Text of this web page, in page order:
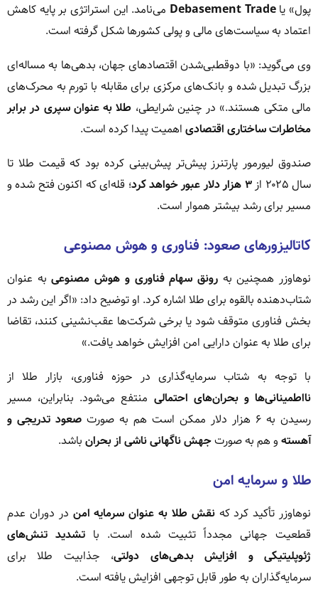
پول» یاDebasement Trade می‌نامد. این استراتژی بر پایه کاهش
اعتماد به سیاست‌های مالی و پولی کشورها شکل گرفته است.
وی می‌گوید: «با دوقطبی‌شدن اقتصادهای جهان، بدهی‌ها به مساله‌ای
بزرگ تبدیل شده و بانک‌های مرکزی برای مقابله با تورم به محرک‌های
مالی متکی هستند.» در چنین شرایطی، طلا به عنوان سپری در برابر
مخاطرات ساختاری اقتصادی اهمیت پیدا کرده است.
صندوق لیورمور پارتنرز پیش‌تر پیش‌بینی کرده بود که قیمت طلا تا
سال ۲۰۲۵ از
۳ هزار دلار عبور خواهد کرد
؛ قله‌ای که اکنون فتح شده و
مسیر برای رشد بیشتر هموار است.
کاتالیزورهای صعود: فناوری و هوش مصنوعی
نوهاوزر همچنین بهرونق سهام فناوری و هوش مصنوعیبه عنوان
شتاب‌دهنده بالقوه برای طلا اشاره کرد. او توضیح داد: «اگر این رشد در
بخش فناوری متوقف شود یا برخی شرکت‌ها عقب‌نشینی کنند، تقاضا
برای طلا به عنوان دارایی امن افزایش خواهد یافت.»
با توجه به شتاب سرمایه‌گذاری در حوزه فناوری، بازار طلا از
نااطمینانی‌ها و بحران‌های احتمالی منتفع می‌شود. بنابراین، مسیر
رسیدن به ۶ هزار دلار ممکن است هم به صورت
صعود تدریجی و
آهسته و هم به صورتجهش ناگهانی ناشی از بحران باشد.
طلا و سرمایه امن
نوهاوزر تأکید کرد کهنقش طلا به عنوان سرمایه امن در دوران عدم
قطعیت جهانی مجدداً تثبیت شده است. با تشدید تنش‌های
ژئوپلیتیکی و افزایش بدهی‌های دولتی، جذابیت طلا برای
سرمایه‌گذاران به طور قابل توجهی افزایش یافته است.